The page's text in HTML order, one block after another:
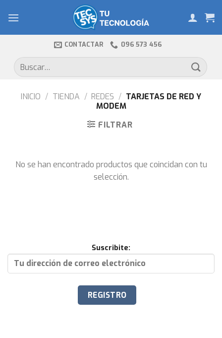
CONTACTAR 096 573 456
Buscar
por:
INICIO / TIENDA / REDES / TARJETAS DE RED Y
MODEM
FILTRAR
No se han encontrado productos que coincidan con tu
selección.
Suscribite: